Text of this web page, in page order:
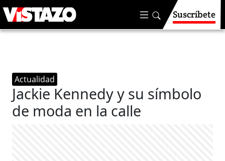
Suscríbete
Actualidad
Jackie Kennedy y su símbolo
de moda en la calle